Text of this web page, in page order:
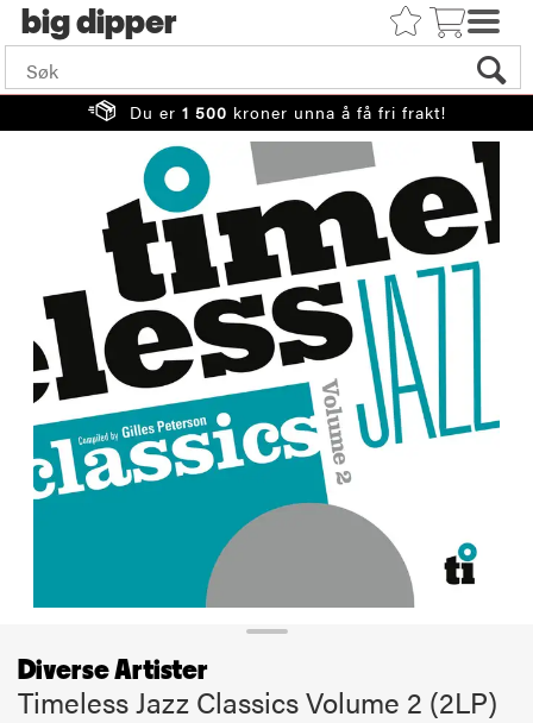
big
Du er 1 500 kroner unna å få fri frakt!
Diverse Artister
Timeless Jazz Classics Volume 2 (2LP)